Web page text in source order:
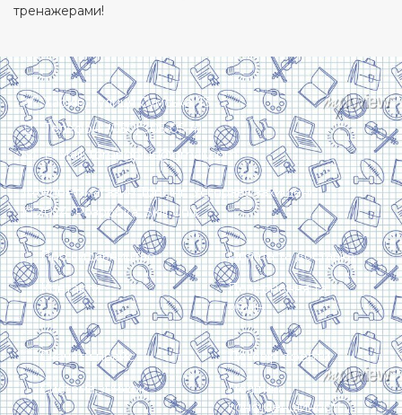
тренажерами!
Харків, вулиця Сумська, 13
Телефон: (050) 305-05-41
E-Mail: torsingplus@gmail.com
Інтернет-магазин Торсінг. Усі права захищені
© 2024. Розробка:Skill Unit
Про видавництво
Контакти
Оплата та доставка
Повернення та
обмін
Скачати прайс
Система знижок
Договір оферти
Політика
конфіденційності